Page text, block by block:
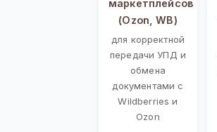
маркетплейсов
(Ozon, WB)
для корректной
передачи УПД и
обмена
документами с
Wildberries и
Ozon